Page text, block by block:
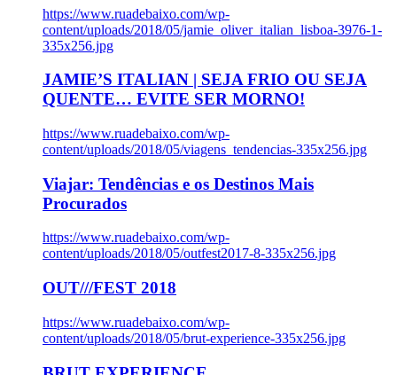
https://www.ruadebaixo.com/wp-
content/uploads/2018/05/jamie_oliver_italian_lisboa-3976-1-
335x256.jpg
JAMIE’S ITALIAN | SEJA FRIO OU SEJA
QUENTE… EVITE SER MORNO!
https://www.ruadebaixo.com/wp-
content/uploads/2018/05/viagens_tendencias-335x256.jpg
Viajar: Tendências e os Destinos Mais
Procurados
https://www.ruadebaixo.com/wp-
content/uploads/2018/05/outfest2017-8-335x256.jpg
OUT///FEST 2018
https://www.ruadebaixo.com/wp-
content/uploads/2018/05/brut-experience-335x256.jpg